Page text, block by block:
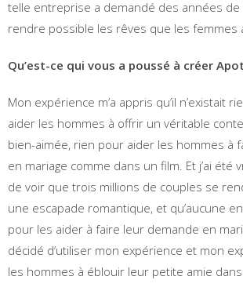
telle entreprise a demandé des années
rendre possible les rêves que les femmes
Qu’est-ce qui vous a poussé à créer
Mon expérience m’a appris qu’il n’existait
aider les hommes à offrir un véritable
bien-aimée, rien pour aider les hommes à
en mariage comme dans un film. Et j’ai été
de voir que trois millions de couples se
une escapade romantique, et qu’aucune
pour les aider à faire leur demande en
décidé d’utiliser mon expérience et mon
les hommes à éblouir leur petite amie dans